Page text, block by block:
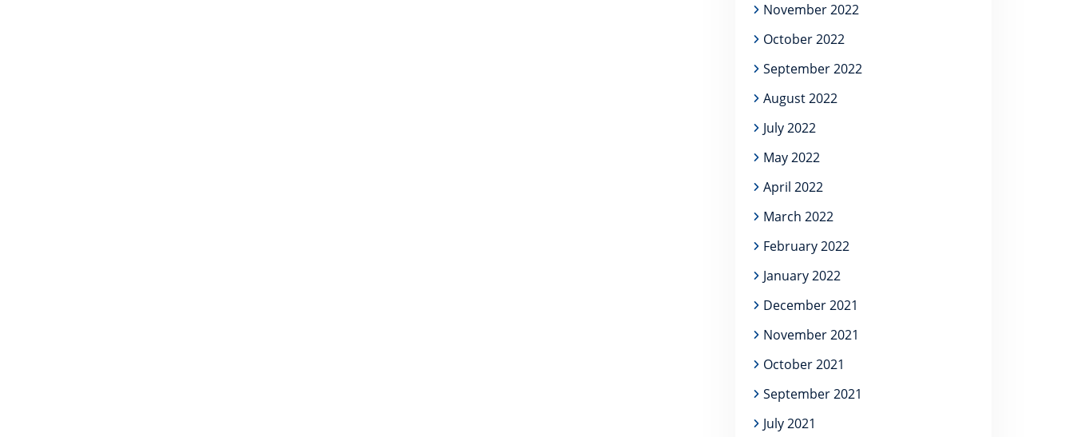
November 2022
October 2022
September 2022
August 2022
July 2022
May 2022
April 2022
March 2022
February 2022
January 2022
December 2021
November 2021
October 2021
September 2021
July 2021